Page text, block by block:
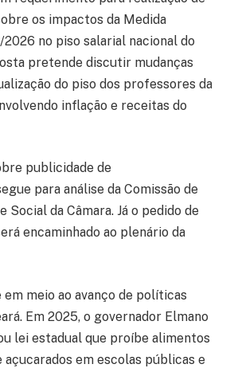
os impactos da Medida
2026 no piso salarial nacional do
pretende discutir mudanças
do piso dos professores da
inflação e receitas do
publicidade de
para análise da Comissão de
Social da Câmara. Já o pedido de
encaminhado ao plenário da
meio ao avanço de políticas
Em 2025, o governador Elmano
lei estadual que proíbe alimentos
em escolas públicas e